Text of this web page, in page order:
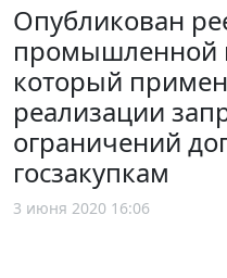
Опубликован
промышленной
который
реализации
ограничений
госзакупкам
3 июня 2020 16:06